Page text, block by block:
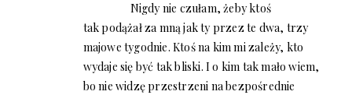
Nigdy nie czułam, żeby ktoś
tak podążał za mną jak ty przez te dwa, trzy
majowe tygodnie. Ktoś na kim mi zależy, kto
wydaje się być tak bliski. I o kim tak mało wiem,
bo nie widzę przestrzeni na bezpośrednie